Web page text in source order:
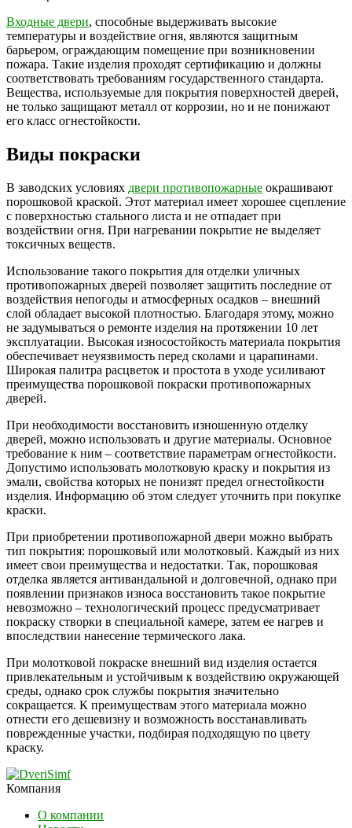
Входные двери, способные выдерживать высокие
температуры и воздействие огня, являются защитным
барьером, ограждающим помещение при возникновении
пожара. Такие изделия проходят сертификацию и должны
соответствовать требованиям государственного стандарта.
Вещества, используемые для покрытия поверхностей дверей,
не только защищают металл от коррозии, но и не понижают
его класс огнестойкости.
Виды покраски
В заводских условиях двери противопожарные окрашивают
порошковой краской. Этот материал имеет хорошее сцепление
с поверхностью стального листа и не отпадает при
воздействии огня. При нагревании покрытие не выделяет
токсичных веществ.
Использование такого покрытия для отделки уличных
противопожарных дверей позволяет защитить последние от
воздействия непогоды и атмосферных осадков – внешний
слой обладает высокой плотностью. Благодаря этому, можно
не задумываться о ремонте изделия на протяжении 10 лет
эксплуатации. Высокая износостойкость материала покрытия
обеспечивает неуязвимость перед сколами и царапинами.
Широкая палитра расцветок и простота в уходе усиливают
преимущества порошковой покраски противопожарных
дверей.
При необходимости восстановить изношенную отделку
дверей, можно использовать и другие материалы. Основное
требование к ним – соответствие параметрам огнестойкости.
Допустимо использовать молотковую краску и покрытия из
эмали, свойства которых не понизят предел огнестойкости
изделия. Информацию об этом следует уточнить при покупке
краски.
При приобретении противопожарной двери можно выбрать
тип покрытия: порошковый или молотковый. Каждый из них
имеет свои преимущества и недостатки. Так, порошковая
отделка является антивандальной и долговечной, однако при
появлении признаков износа восстановить такое покрытие
невозможно – технологический процесс предусматривает
покраску створки в специальной камере, затем ее нагрев и
впоследствии нанесение термического лака.
При молотковой покраске внешний вид изделия остается
привлекательным и устойчивым к воздействию окружающей
среды, однако срок службы покрытия значительно
сокращается. К преимуществам этого материала можно
отнести его дешевизну и возможность восстанавливать
поврежденные участки, подбирая подходящую по цвету
краску.
Компания
О компании